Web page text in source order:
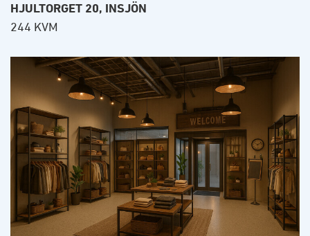
HJULTORGET 20, INSJÖN
244 KVM